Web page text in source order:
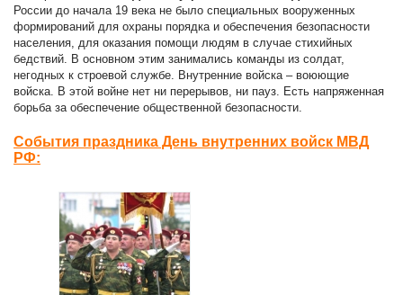
России до начала 19 века не было специальных вооруженных
формирований для охраны порядка и обеспечения безопасности
населения, для оказания помощи людям в случае стихийных
бедствий. В основном этим занимались команды из солдат,
негодных к строевой службе. Внутренние войска – воюющие
войска. В этой войне нет ни перерывов, ни пауз. Есть напряженная
борьба за обеспечение общественной безопасности.
События праздника День внутренних войск МВД
РФ: